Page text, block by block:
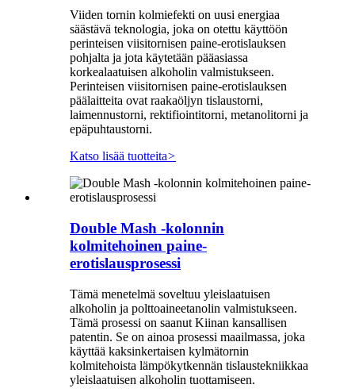
Viiden tornin kolmiefekti on uusi energiaa
säästävä teknologia, joka on otettu käyttöön
perinteisen viisitornisen paine-erotislauksen
pohjalta ja jota käytetään pääasiassa
korkealaatuisen alkoholin valmistukseen.
Perinteisen viisitornisen paine-erotislauksen
päälaitteita ovat raakaöljyn tislaustorni,
laimennustorni, rektifiointitorni, metanolitorni ja
epäpuhtaustorni.
Katso lisää tuotteita>
Double Mash -kolonnin
kolmitehoinen paine-
erotislausprosessi
Tämä menetelmä soveltuu yleislaatuisen
alkoholin ja polttoaineetanolin valmistukseen.
Tämä prosessi on saanut Kiinan kansallisen
patentin. Se on ainoa prosessi maailmassa, joka
käyttää kaksinkertaisen kylmätornin
kolmitehoista lämpökytkennän tislaustekniikkaa
yleislaatuisen alkoholin tuottamiseen.